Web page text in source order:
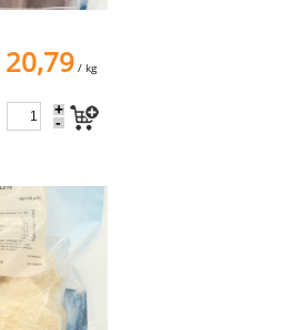
20,79/ kg
+
-